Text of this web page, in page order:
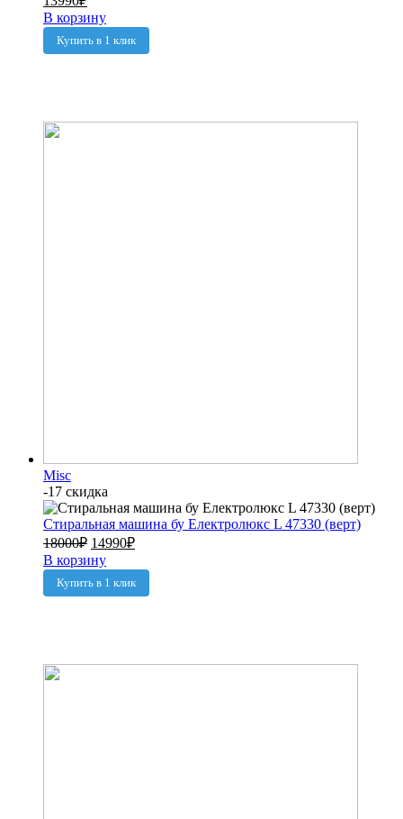
В корзину
Купить в 1 клик
Misc
-17 скидка
Стиральная машина бу Електролюкс L 47330 (верт)
18000₽ 14990₽
В корзину
Купить в 1 клик